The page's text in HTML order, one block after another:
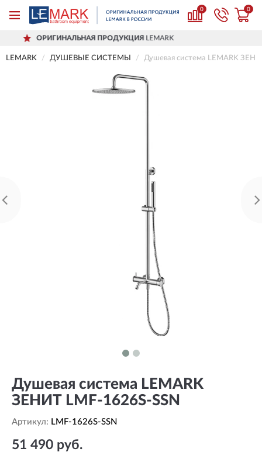
0 0
ПРОДУКЦИЯLEMARK
LEMARK ДУШЕВЫЕ СИСТЕМЫ Душевая система LEMARK
Душевая система LEMARK
ЗЕНИТ LMF-1626S-SSN
Артикул: LMF-1626S-SSN
51 490 руб.